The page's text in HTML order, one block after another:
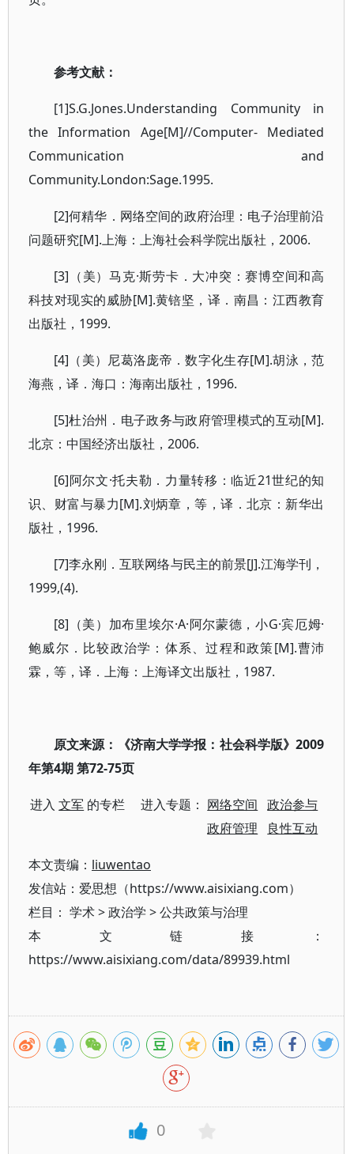
参考文献：
[1]S.G.Jones.Understanding Community in
the Information Age[M]//Computer- Mediated
Communication and
Community.London:Sage.1995.
[2]何精华．网络空间的政府治理：电子治理前沿
问题研究[M].上海：上海社会科学院出版社，2006.
[3]（美）马克·斯劳卡．大冲突：赛博空间和高
科技对现实的威胁[M].黄锫坚，译．南昌：江西教育
出版社，1999.
[4]（美）尼葛洛庞帝．数字化生存[M].胡泳，范
海燕，译．海口：海南出版社，1996.
[5]杜治州．电子政务与政府管理模式的互动[M].
北京：中国经济出版社，2006.
[6]阿尔文·托夫勒．力量转移：临近21世纪的知
识、财富与暴力[M].刘炳章，等，译．北京：新华出
版社，1996.
[7]李永刚．互联网络与民主的前景[J].江海学刊，
1999,(4).
[8]（美）加布里埃尔·A·阿尔蒙德，小G·宾厄姆·
鲍威尔．比较政治学：体系、过程和政策[M].曹沛
霖，等，译．上海：上海译文出版社，1987.
原文来源：
《济南大学学报：社会科学版》2009
年第4期 第72-75页
进入文军 的专栏 进入专题： 网络空间
政治参与
政府管理
良性互动
本文责编： liuwentao
发信站：爱思想（https://www.aisixiang.com）
栏目： 学术>政治学 >公共政策与治理
本文链接：
https://www.aisixiang.com/data/89939.html
0